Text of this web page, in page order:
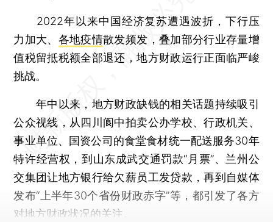
2022年以来中国经济复苏遭遇波折，下行压
力加大、 各地疫情散发频发，叠加部分行业存量增
值税留抵税额全部退还，地方财政运行正面临严峻
挑战。
年中以来，地方财政缺钱的相关话题持续吸引
公众视线，从四川阆中拍卖公办学校、行政机关、
事业单位、国资公司的食堂食材统一配送服务30年
特许经营权，到山东成武交通罚款“月票”、兰州公
交集团让地方银行给欠薪员工发贷款，再到自媒体
发布“上半年30个省份财政赤字”等，都引发了各方
对地方财政状况的关注。